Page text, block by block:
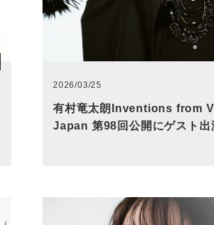
2026/03/25
有村竜太朗Inventions from
Japan 第98回公開にゲスト